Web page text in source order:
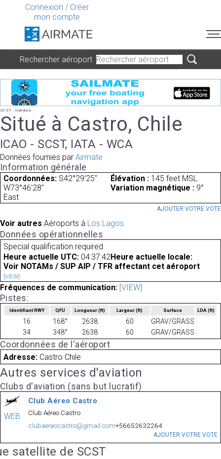
Connexion / Créer
mon compte
Rechercher aéroport
SCST - Gamboa
Situé à Castro, Chile
ICAO - SCST, IATA - WCA
Données fournies par Airmate
Information générale
Coordonnées: S42°29'25"
W73°46'28"
Élévation : 145 feet MSL.
Variation magnétique : 9°
East
AJOUTER VOTRE VOTE
Voir autres Aéroports à Los Lagos
Données opérationnelles
Special qualification required
Heure actuelle UTC: 04:37:42Heure actuelle locale:
Voir NOTAMs / SUP AIP / TFR affectant cet aéroport
[VIEW]
Fréquences de communication: [VIEW]
Pistes:
Identifiant RWY QFU Longueur(ft) Largeur(ft) Surface LDA (ft)
16 168° 2638 60
GRAV/GRASS
34
348° 2638 60 GRAV/GRASS
Coordonnées de l'aéroport
Adresse: Castro Chile
Autres services d'aviation
Clubs d'aviation (sans but lucratif)
WEB
Club Aéreo Castro
Club Aéreo Castro
clubaereocastro@gmail.com+56652632264
AJOUTER VOTRE VOTE
satellite de SCST